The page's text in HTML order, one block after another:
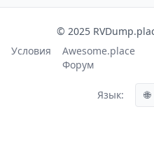
© 2025
Условия
Awesome.place
Форум
Язык: 🌐